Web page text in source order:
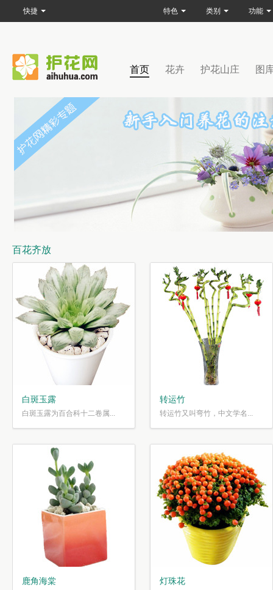
首页 花卉 护花山庄 图
百花齐放
白斑玉露
白斑玉露为百合科十二卷属...
转运竹
转运竹又叫弯竹，中文学名...
鹿角海棠 灯珠花
快捷 特色 类别 功能